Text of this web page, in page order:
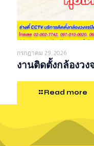
กรกฎาคม 29, 2026
งานติดตั้งกล้องวง
Read more